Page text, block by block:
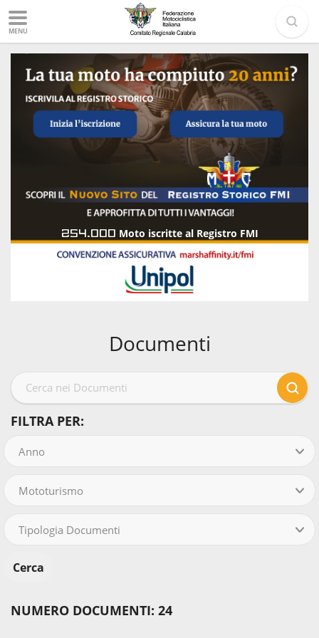
MENU
254.000 Moto iscritte al Registro FMI
Documenti
FILTRA PER:
Anno
Mototurismo
Tipologia Documenti
NUMERO DOCUMENTI: 24